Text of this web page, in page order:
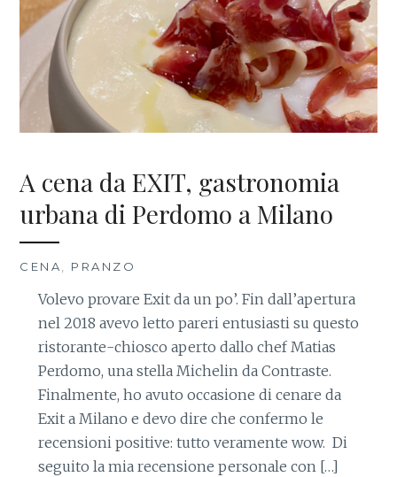
A cena da EXIT, gastronomia
urbana di Perdomo a Milano
CENA, PRANZO
Volevo provare Exit da un po’. Fin dall’apertura
nel 2018 avevo letto pareri entusiasti su questo
ristorante-chiosco aperto dallo chef Matias
Perdomo, una stella Michelin da Contraste.
Finalmente, ho avuto occasione di cenare da
Exit a Milano e devo dire che confermo le
recensioni positive: tutto veramente wow. Di
seguito la mia recensione personale con […]